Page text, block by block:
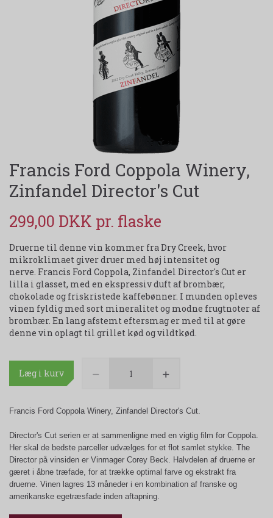
Francis Ford Coppola Winery,
Zinfandel Director's Cut
299,00 DKK
Druerne til denne vin kommer fra Dry Creek, hvor
mikroklimaet giver druer med høj intensitet og
nerve. Francis Ford Coppola, Zinfandel Director's Cut er
lilla i glasset, med en ekspressiv duft af brombær,
chokolade og friskristede kaffebønner. I munden opleves
vinen fyldig med sort mineralitet og modne frugtnoter af
brombær. En lang afstemt eftersmag er med til at gøre
denne vin oplagt til grillet kød og vildtkød.
Læg i kurv
Francis Ford Coppola Winery, Zinfandel Director's Cut.
Director's Cut serien er at sammenligne med en vigtig film for Coppola.
Her skal de bedste parceller udvælges for et flot samlet stykke. The
Director på vinsiden er Vinmager Corey Beck. Halvdelen af druerne er
gæret i åbne træfade, for at trække optimal farve og ekstrakt fra
druerne. Vinen lagres 13 måneder i en kombination af franske og
amerikanske egetræsfade inden aftapning.